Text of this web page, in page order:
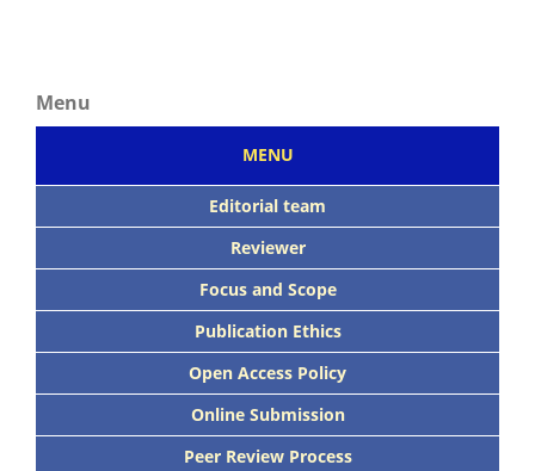
Menu
MENU
Editorial team
Reviewer
Focus and Scope
Publication Ethics
Open Access Policy
Online Submission
Peer Review Process